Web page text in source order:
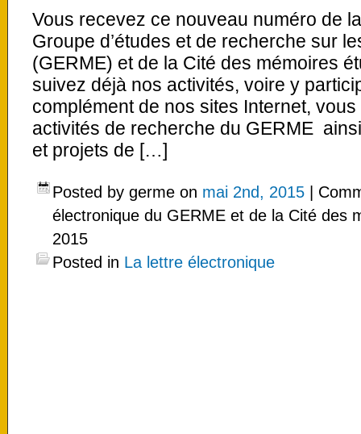
Vous recevez ce nouveau numéro de
Groupe d’études et de recherche sur
(GERME) et de la Cité des mémoires
suivez déjà nos activités, voire y
complément de nos sites Internet,
activités de recherche du GERME
et projets de […]
Posted by germe on mai 2nd, 2015
électronique du GERME et de la Cité des
2015
Posted in La lettre électronique